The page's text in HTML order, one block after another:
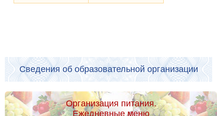
Сведения об образовательной организации
Организация питания.
Ежедневные меню